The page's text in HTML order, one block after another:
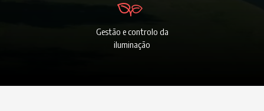
Gestão e controlo da
iluminação